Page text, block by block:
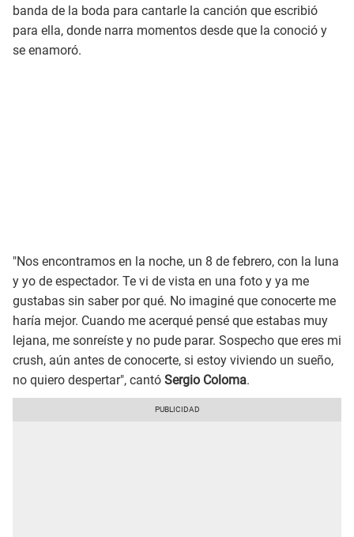
banda de la boda para cantarle la canción que escribió
para ella, donde narra momentos desde que la conoció y
se enamoró.
"Nos encontramos en la noche, un 8 de febrero, con la luna
y yo de espectador. Te vi de vista en una foto y ya me
gustabas sin saber por qué. No imaginé que conocerte me
haría mejor. Cuando me acerqué pensé que estabas muy
lejana, me sonreíste y no pude parar. Sospecho que eres mi
crush, aún antes de conocerte, si estoy viviendo un sueño,
no quiero despertar", cantó Sergio Coloma.